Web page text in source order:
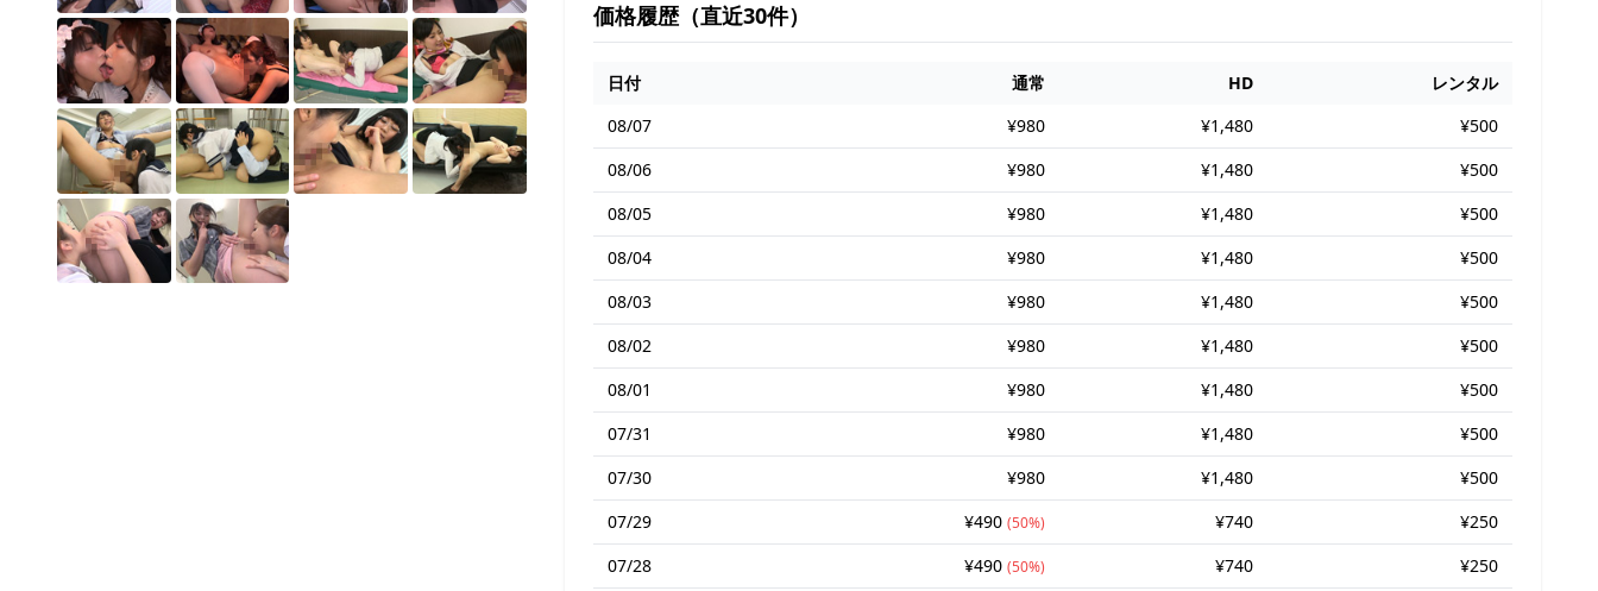
価格履歴（直近30件）
日付 通常 HD
レンタル
08/07
¥980 ¥1,480
¥500
08/06
¥980 ¥1,480
¥500
08/05
¥980 ¥1,480
¥500
08/04
¥980 ¥1,480
¥500
08/03
¥980 ¥1,480
¥500
08/02
¥980 ¥1,480
¥500
08/01
¥980 ¥1,480
¥500
07/31
¥980 ¥1,480
¥500
07/30
¥980 ¥1,480
¥500
07/29
¥490 (50%) ¥740
¥250
07/28
¥490 (50%) ¥740
¥250